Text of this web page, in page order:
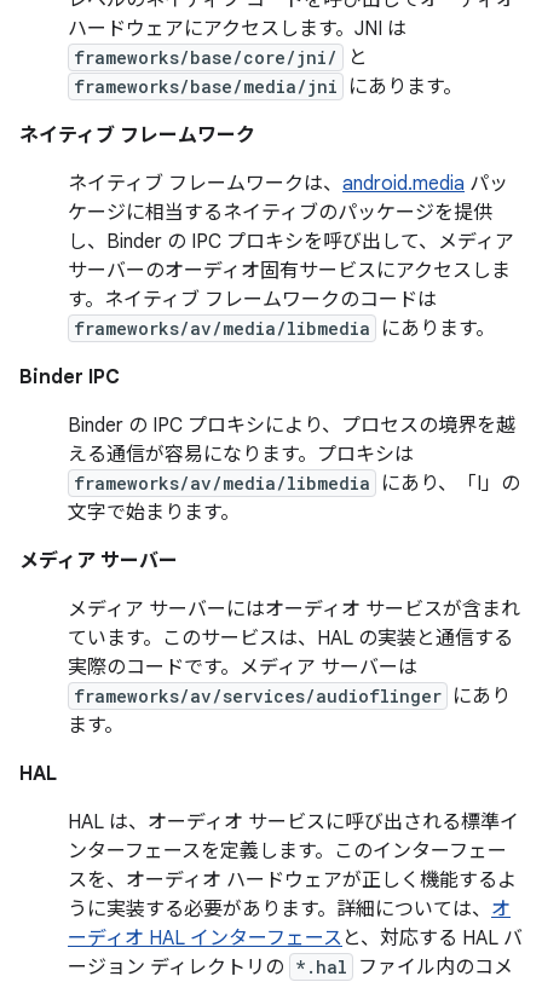
ハードウェアにアクセスします。JNI は
frameworks/base/core/jni/ と
frameworks/base/media/jni
にあります。
ネイティブ フレームワーク
ネイティブ フレームワークは、 android.media パッ
ケージに相当するネイティブのパッケージを提供
し、Binder の IPC プロキシを呼び出して、メディア
サーバーのオーディオ固有サービスにアクセスしま
す。ネイティブ フレームワークのコードは
frameworks/av/media/libmedia
にあります。
Binder IPC
Binder の IPC プロキシにより、プロセスの境界を越
える通信が容易になります。プロキシは
frameworks/av/media/libmedia
にあり、「I」の
文字で始まります。
メディア サーバー
メディア サーバーにはオーディオ サービスが含まれ
ています。このサービスは、HAL の実装と通信する
実際のコードです。メディア サーバーは
frameworks/av/services/audioflinger にあり
ます。
HAL
HAL は、オーディオ サービスに呼び出される標準イ
ンターフェースを定義します。このインターフェー
スを、オーディオ ハードウェアが正しく機能するよ
うに実装する必要があります。詳細については、 オ
ーディオ HAL インターフェース と、対応する HAL バ
ージョン ディレクトリの *.hal
ファイル内のコメ